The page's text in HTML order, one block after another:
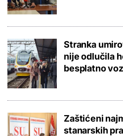
Stranka
nije odlučila
besplatno
Zaštićeni
stanarskih